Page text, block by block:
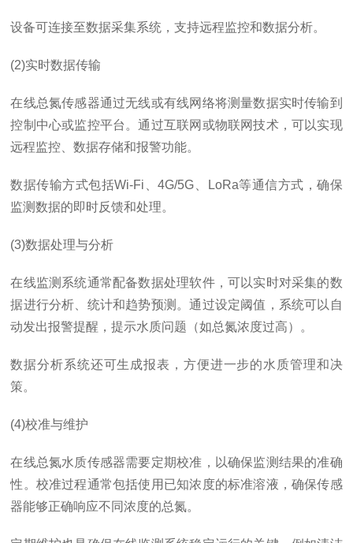
设备可连接至数据采集系统，支持远程监控和数据分析。
(2)实时数据传输
在线总氮传感器通过无线或有线网络将测量数据实时传输到
控制中心或监控平台。通过互联网或物联网技术，可以实现
远程监控、数据存储和报警功能。
数据传输方式包括Wi-Fi、4G/5G、LoRa等通信方式，确保
监测数据的即时反馈和处理。
(3)数据处理与分析
在线监测系统通常配备数据处理软件，可以实时对采集的数
据进行分析、统计和趋势预测。通过设定阈值，系统可以自
动发出报警提醒，提示水质问题（如总氮浓度过高）。
数据分析系统还可生成报表，方便进一步的水质管理和决
策。
(4)校准与维护
在线总氮水质传感器需要定期校准，以确保监测结果的准确
性。校准过程通常包括使用已知浓度的标准溶液，确保传感
器能够正确响应不同浓度的总氮。